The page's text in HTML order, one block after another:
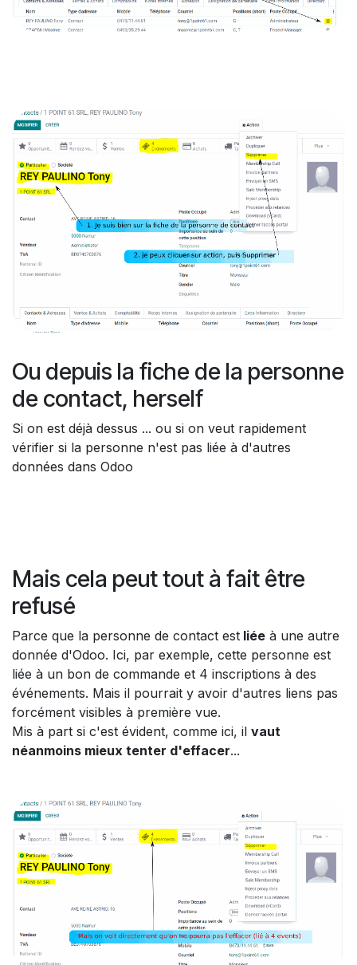
Ou depuis la fiche de la personne
de contact, herself
Si on est déjà dessus ... ou si on veut rapidement
vérifier si la personne n'est pas liée à d'autres
données dans Odoo
Mais cela peut tout à fait être
refusé
Parce que la personne de contact est liée à une autre
donnée d'Odoo. Ici, par exemple, cette personne est
liée à un bon de commande et 4 inscriptions à des
événements. Mais il pourrait y avoir d'autres liens pas
forcément visibles à première vue.
Mis à part si c'est évident, comme ici, il vaut
néanmoins mieux tenter d'effacer...